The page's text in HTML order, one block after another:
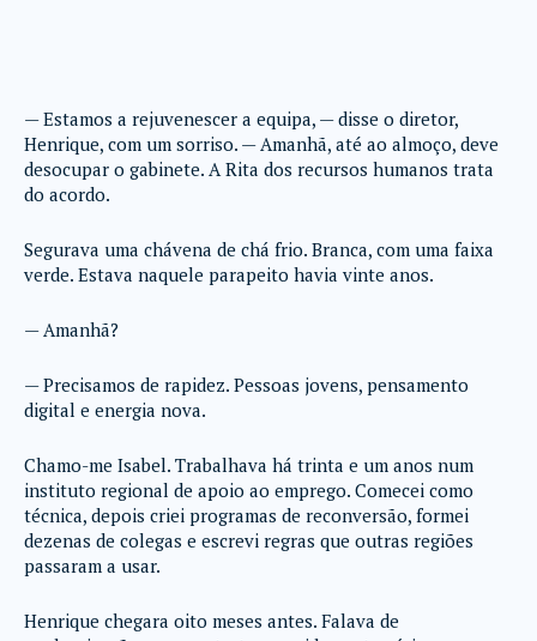
— Estamos a rejuvenescer a equipa, — disse o diretor,
Henrique, com um sorriso. — Amanhã, até ao almoço, deve
desocupar o gabinete. A Rita dos recursos humanos trata
do acordo.
Segurava uma chávena de chá frio. Branca, com uma faixa
verde. Estava naquele parapeito havia vinte anos.
— Amanhã?
— Precisamos de rapidez. Pessoas jovens, pensamento
digital e energia nova.
Chamo-me Isabel. Trabalhava há trinta e um anos num
instituto regional de apoio ao emprego. Comecei como
técnica, depois criei programas de reconversão, formei
dezenas de colegas e escrevi regras que outras regiões
passaram a usar.
Henrique chegara oito meses antes. Falava de